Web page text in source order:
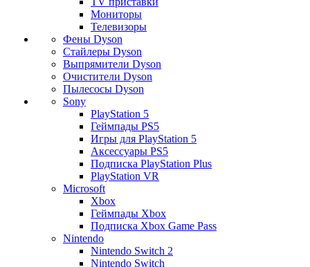
Мониторы
Телевизоры
Фены Dyson
Стайлеры Dyson
Выпрямители Dyson
Очистители Dyson
Пылесосы Dyson
Sony
PlayStation 5
Геймпады PS5
Игры для PlayStation 5
Аксессуары PS5
Подписка PlayStation Plus
PlayStation VR
Microsoft
Xbox
Геймпады Xbox
Подписка Xbox Game Pass
Nintendo
Nintendo Switch 2
Nintendo Switch